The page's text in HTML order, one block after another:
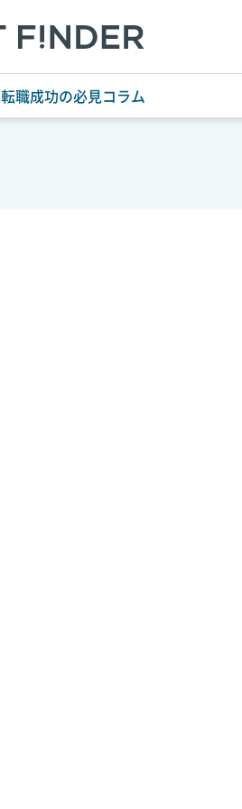
転職成功の必見コラム